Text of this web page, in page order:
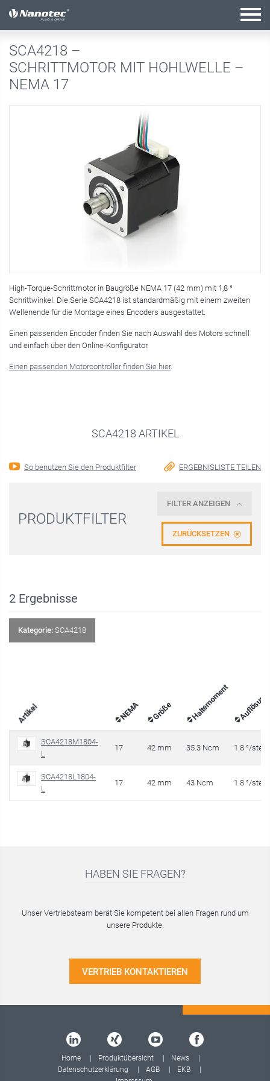
Aktive Kombination
SCA4218 –
SCHRITTMOTOR MIT HOHLWELLE –
NEMA 17
High-Torque-Schrittmotor in Baugröße NEMA 17 (42 mm) mit 1,8 °
Schrittwinkel. Die Serie SCA4218 ist standardmäßig mit einem zweiten
Wellenende für die Montage eines Encoders ausgestattet.
Einen passenden Encoder finden Sie nach Auswahl des Motors schnell
und einfach über den Online-Konfigurator.
Einen passenden Motorcontroller finden Sie hier.
SCA4218 ARTIKEL
So benutzen Sie den Produktfilter ERGEBNISLISTE TEILEN
PRODUKTFILTER
FILTER ANZEIGEN
ZURÜCKSETZEN
2 Ergebnisse
Kategorie: SCA4218
Artikel NEMA Größe Haltemoment Auflösung
SCA4218M1804-
L
17 42 mm 35.3 Ncm 1.8 °/step
SCA4218L1804-
L
17 42 mm 43 Ncm 1.8 °/step
HABEN SIE FRAGEN?
Unser Vertriebsteam berät Sie kompetent bei allen Fragen rund um
unsere Produkte.
VERTRIEB KONTAKTIEREN
Home Produktübersicht
News
Datenschutzerklärung
AGB
EKB